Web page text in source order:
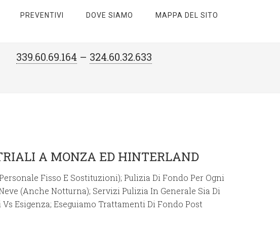
PREVENTIVI DOVE SIAMO MAPPA DEL SITO
339.60.69.164 – 324.60.32.633
A MONZA ED HINTERLAND
Fisso E Sostituzioni); Pulizia Di Fondo Per Ogni
(Anche Notturna); Servizi Pulizia In Generale Sia Di
Esigenza; Eseguiamo Trattamenti Di Fondo Post